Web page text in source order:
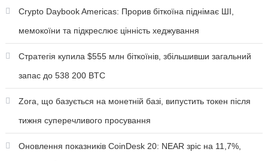
Crypto Daybook Americas: Прорив біткоїна піднімає ШІ,
мемокоїни та підкреслює цінність хеджування
Стратегія купила $555 млн біткоїнів, збільшивши загальний
запас до 538 200 BTC
Zora, що базується на монетній базі, випустить токен після
тижня суперечливого просування
Оновлення показників CoinDesk 20: NEAR зріс на 11,7%,